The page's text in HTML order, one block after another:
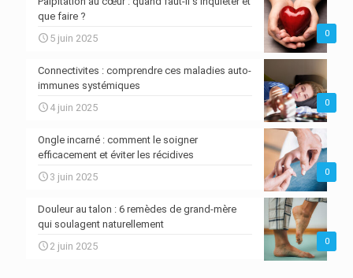
0
que faire ?
5 juin 2025
0
Connectivites : comprendre ces maladies auto-
immunes systémiques
4 juin 2025
0
Ongle incarné : comment le soigner
efficacement et éviter les récidives
3 juin 2025
0
Douleur au talon : 6 remèdes de grand-mère
qui soulagent naturellement
2 juin 2025